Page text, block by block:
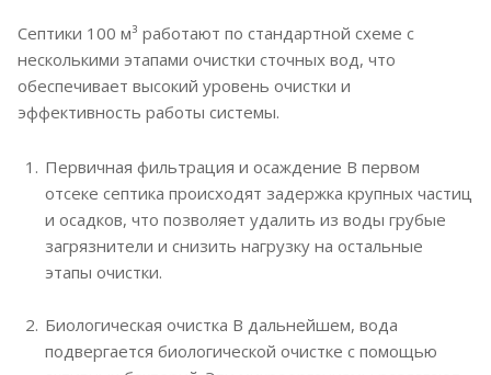
Септики 100 м³ работают по стандартной схеме с
несколькими этапами очистки сточных вод, что
обеспечивает высокий уровень очистки и
эффективность работы системы.
Первичная фильтрация и осаждение В первом
отсеке септика происходят задержка крупных частиц
и осадков, что позволяет удалить из воды грубые
загрязнители и снизить нагрузку на остальные
этапы очистки.
Биологическая очистка В дальнейшем, вода
подвергается биологической очистке с помощью